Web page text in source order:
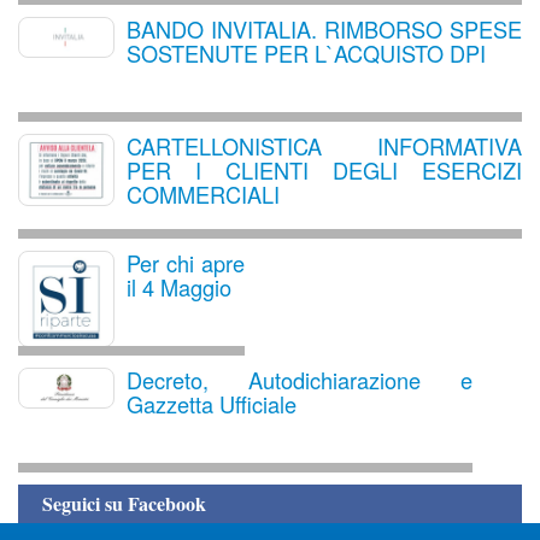
BANDO INVITALIA. RIMBORSO SPESE
SOSTENUTE PER L`ACQUISTO DPI
CARTELLONISTICA INFORMATIVA
PER I CLIENTI DEGLI ESERCIZI
COMMERCIALI
Per chi apre
il 4 Maggio
Decreto, Autodichiarazione e
Gazzetta Ufficiale
Seguici su Facebook